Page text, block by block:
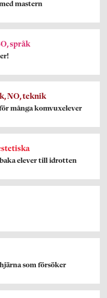
mastern
språk
NO, teknik
många komvuxelever
elever till idrotten
som försöker